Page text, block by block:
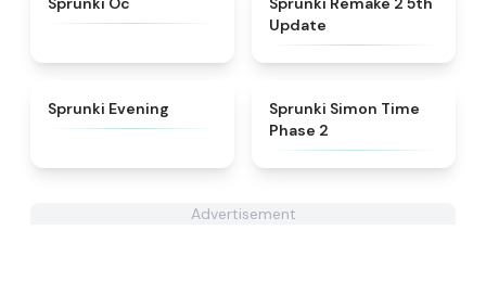
Update
Sprunki Evening
Sprunki Simon Time
Phase 2
Advertisement